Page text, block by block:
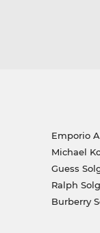
Emporio
Michael
Guess
Ralph
Burberry